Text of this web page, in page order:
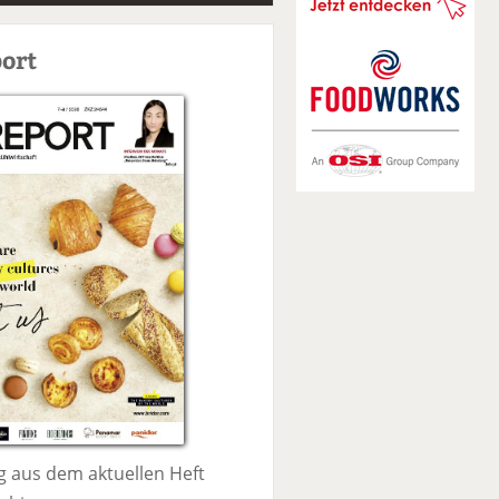
S
u
aus dem aktuellen Heft